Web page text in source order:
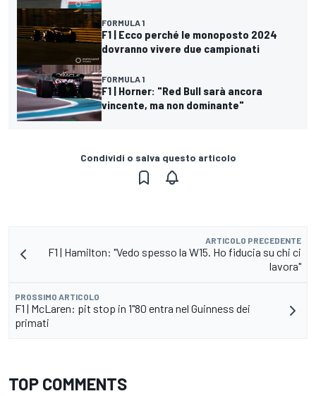
FORMULA 1
F1 | Ecco perché le monoposto 2024
dovranno vivere due campionati
FORMULA 1
F1 | Horner: "Red Bull sarà ancora
vincente, ma non dominante"
Condividi o salva questo articolo
ARTICOLO PRECEDENTE
F1 | Hamilton: "Vedo spesso la W15. Ho fiducia su chi ci
lavora"
PROSSIMO ARTICOLO
F1 | McLaren: pit stop in 1"80 entra nel Guinness dei
primati
TOP COMMENTS